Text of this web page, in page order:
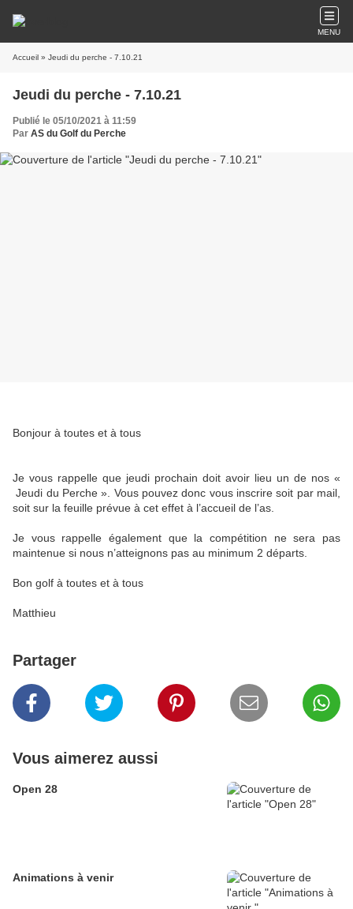
MENU
Accueil » Jeudi du perche - 7.10.21
Jeudi du perche - 7.10.21
Publié le 05/10/2021 à 11:59
Par AS du Golf du Perche
Bonjour à toutes et à tous
Je vous rappelle que jeudi prochain doit avoir lieu un de nos «
Jeudi du Perche ». Vous pouvez donc vous inscrire soit par mail,
soit sur la feuille prévue à cet effet à l’accueil de l’as.
Je vous rappelle également que la compétition ne sera pas
maintenue si nous n’atteignons pas au minimum 2 départs.
Bon golf à toutes et à tous
Matthieu
Partager
Vous aimerez aussi
Open 28
Animations à venir